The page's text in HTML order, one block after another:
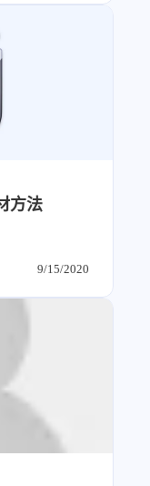
方法
9/15/2020